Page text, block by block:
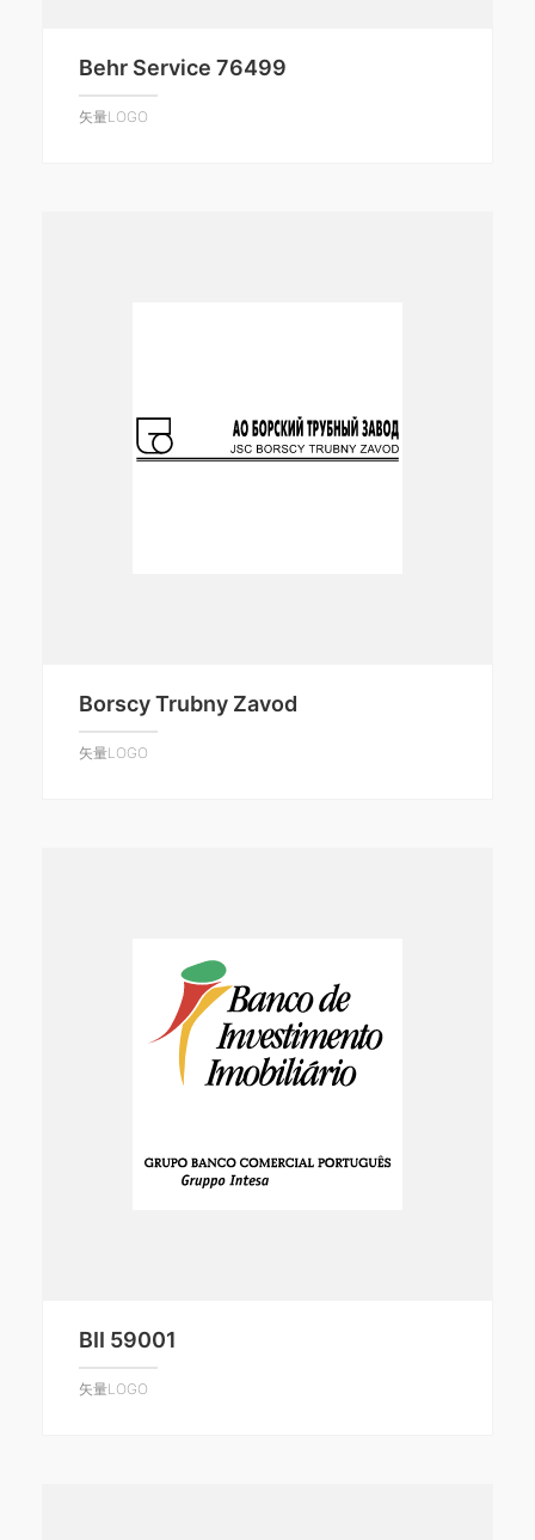
Behr Service 76499
矢量LOGO
Borscy Trubny Zavod
矢量LOGO
BII 59001
矢量LOGO